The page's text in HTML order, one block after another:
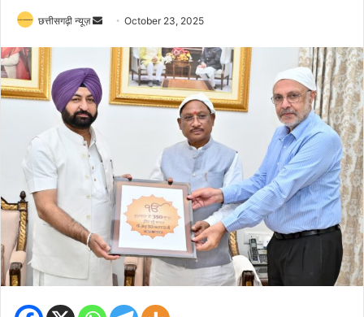
छत्तीसगढ़ी न्यूज़
Send
email
October 23, 2025